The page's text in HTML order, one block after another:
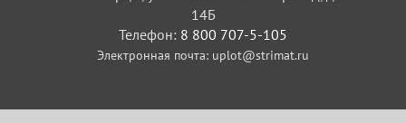
14Б
Телефон: 8 800 707-5-105
Электронная почта: uplot@strimat.ru